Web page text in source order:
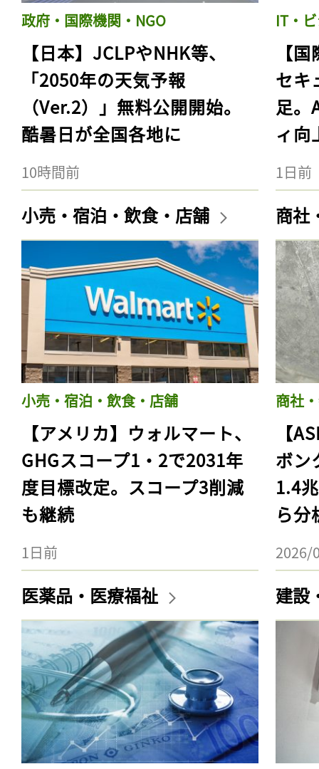
政府・国際機関・NGO
【日本】JCLPやNHK等、
「2050年の天気予報
（Ver.2）」無料公開開始。
酷暑日が全国各地に
10時間前
IT・
【
セキ
足。
ィ向
1日前
小売・宿泊・飲食・店舗
小売・宿泊・飲食・店舗
【アメリカ】ウォルマート、
GHGスコープ1・2で2031年
度目標改定。スコープ3削減
も継続
1日前
商社
商社
【
ボン
1.4
ら分
2026/
医薬品・医療福祉 建設